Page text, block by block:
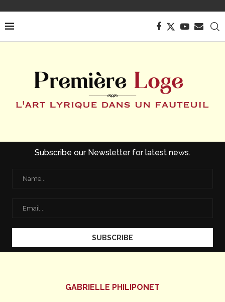
Subscribe our Newsletter for latest news.
GABRIELLE PHILIPONET